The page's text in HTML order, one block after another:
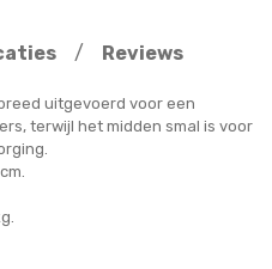
/ Reviews
uitgevoerd voor een
terwijl het midden smal is voor